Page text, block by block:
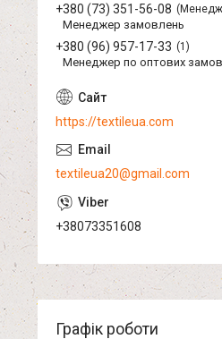
+380 (73) 351-56-08
Менеджер замовлень
+380 (96) 957-17-33 1
Менеджер по оптових
https://textileua.com
textileua20@gmail.com
+38073351608
Графік роботи